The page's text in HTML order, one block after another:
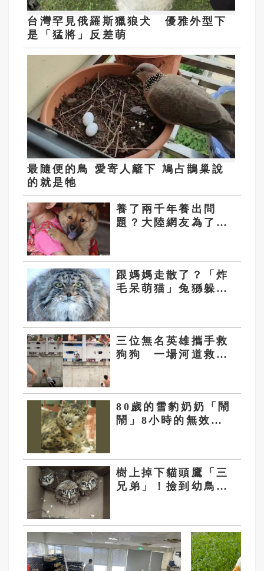
台灣罕見俄羅斯獵狼犬 優雅外型下
是「猛將」反差萌
最隨便的鳥 愛寄人籬下 鳩占鵲巢說
的就是牠
養了兩千年養出問
題？大陸網友為了是
跟媽媽走散了？「炸
毛呆萌猫」兔猻躲進
三位無名英雄攜手救
狗狗 一場河道救援
80歲的雪豹奶奶「鬧
鬧」8小時的無效逃
樹上掉下貓頭鷹「三
兄弟」！撿到幼鳥應